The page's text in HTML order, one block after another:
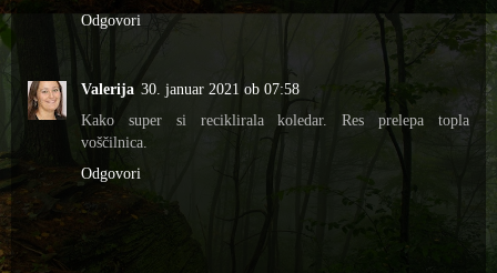
Odgovori
Valerija 30. januar 2021 ob 07:58
Kako super si reciklirala koledar. Res prelepa topla
voščilnica.
Odgovori